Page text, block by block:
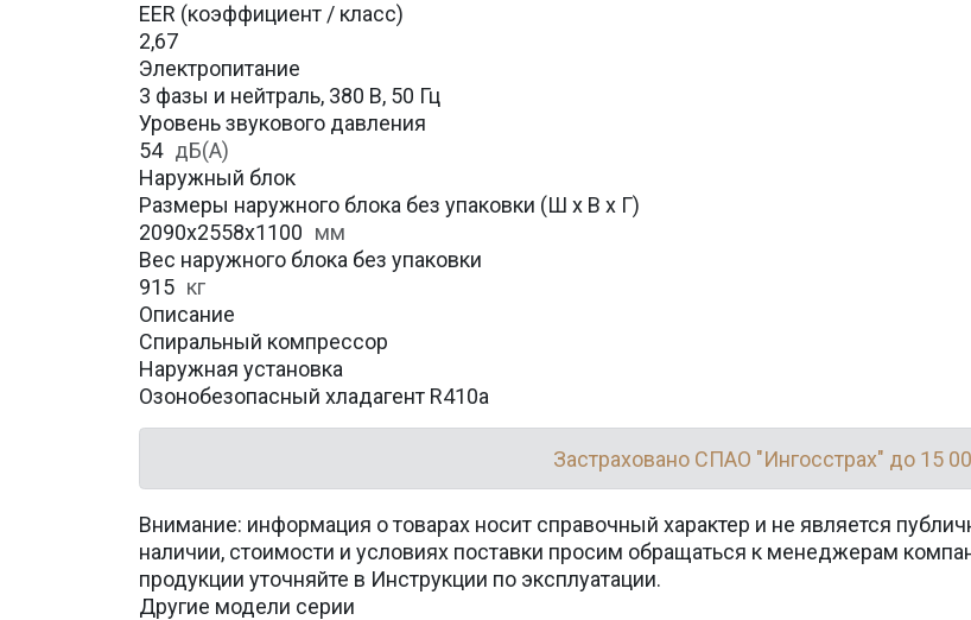
EER (коэффициент / класс)
2,67
Электропитание
3 фазы и нейтраль, 380 В, 50 Гц
Уровень звукового давления
54 дБ(А)
Наружный блок
Размеры наружного блока без упаковки (Ш х В х Г)
2090x2558x1100 мм
Вес наружного блока без упаковки
915 кг
Описание
Спиральный компрессор
Наружная установка
Озонобезопасный хладагент R410a
Застраховано СПАО "Ингосстрах" до 15
Внимание: информация о товарах носит справочный характер и не является
наличии, стоимости и условиях поставки просим обращаться к менеджерам
продукции уточняйте в Инструкции по эксплуатации.
Другие модели серии